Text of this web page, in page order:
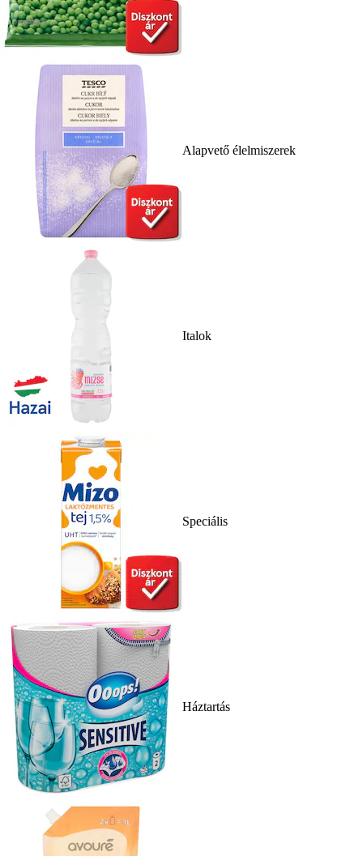
Alapvető élelmiszerek
Italok
Speciális
Háztartás